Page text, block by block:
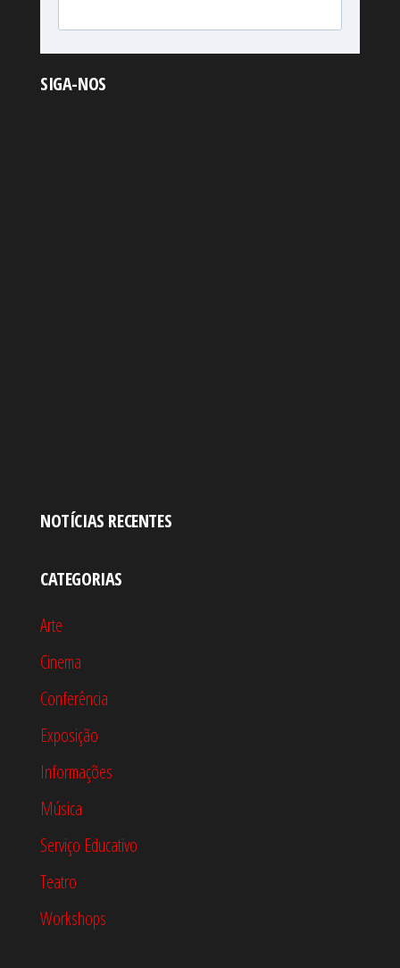
SIGA-NOS
NOTÍCIAS RECENTES
CATEGORIAS
Arte
Cinema
Conferência
Exposição
Informações
Música
Serviço Educativo
Teatro
Workshops